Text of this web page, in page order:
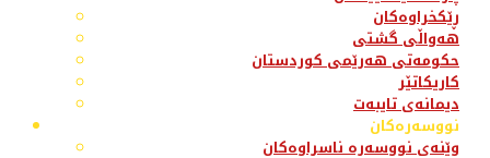
ڕێکخراوەکان
هەواڵی گشتی
حکومەتی هەرێمی کوردستان
کاریکاتێر
دیمانەی تایبەت
نووسەرەکان
وێنەی نووسەرە ناسراوەکان